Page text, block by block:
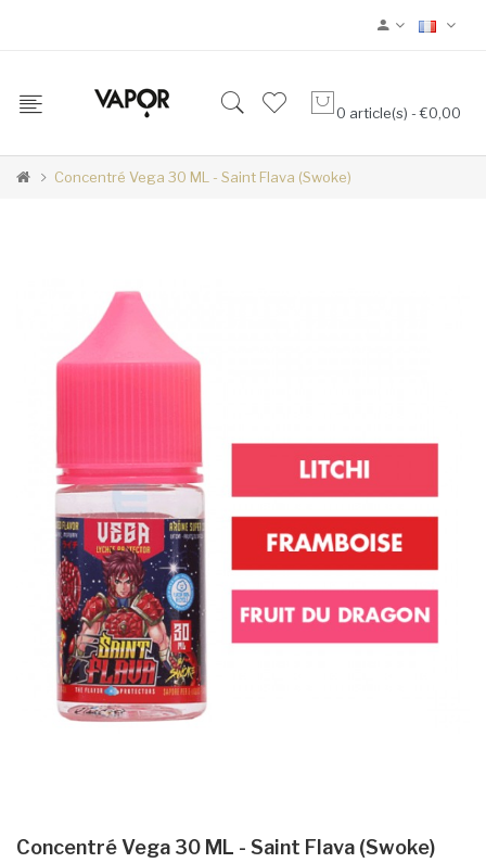
0 article(s) - €0,00
Concentré Vega 30 ML - Saint Flava (Swoke)
Concentré Vega 30 ML - Saint Flava (Swoke)